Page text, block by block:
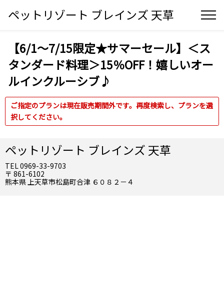
ペットリゾート ブレインズ 天草
【6/1～7/15限定★サマーセール】＜ス
タンダード料理＞15％OFF！嬉しいオー
ルインクルーシブ♪
ご指定のプランは現在販売期間外です。再度検索し、プランを選
択してください。
ペットリゾート ブレインズ 天草
TEL 0969-33-9703
〒 861-6102
熊本県 上天草市松島町合津 ６０８２－４